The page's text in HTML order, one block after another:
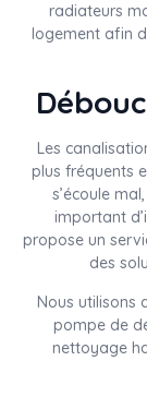
radiateurs
logement afin
Les
plus fréquents
s’écoule
important
propose un
des
Nous utilisons
pompe de
nettoyage